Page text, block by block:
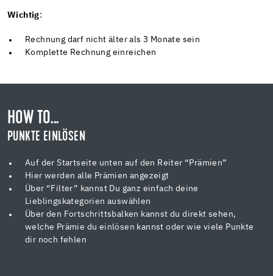
Wichtig:
Rechnung darf nicht älter als 3 Monate sein
Komplette Rechnung einreichen
HOW TO...
PUNKTE EINLÖSEN
Auf der Startseite unten auf den Reiter “Prämien”
Hier werden alle Prämien angezeigt
Über “Filter” kannst Du ganz einfach deine
Lieblingskategorien auswählen
Über den Fortschrittsbalken kannst du direkt sehen,
welche Prämie du einlösen kannst oder wie viele Punkte
dir noch fehlen